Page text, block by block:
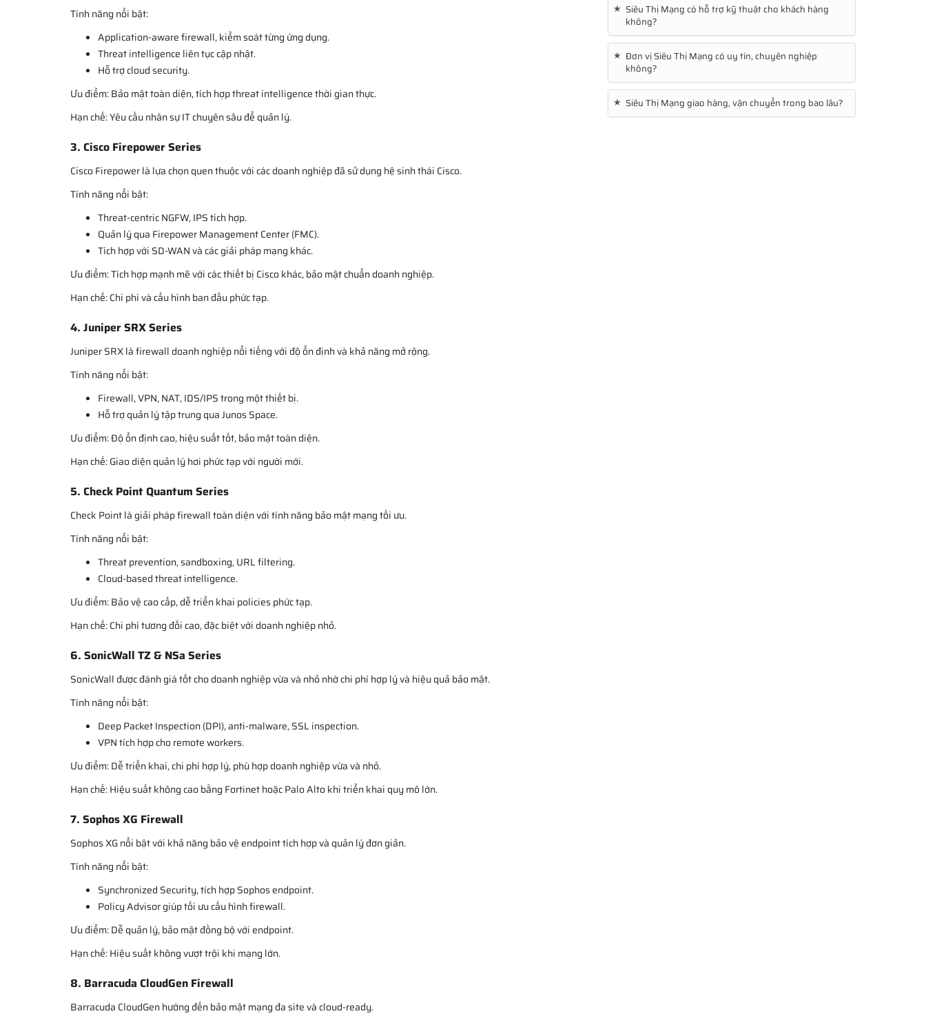
Tính năng nổi bật:
Application-aware firewall, kiểm soát từng ứng dụng.
Threat intelligence liên tục cập nhật.
Hỗ trợ cloud security.
Ưu điểm: Bảo mật toàn diện, tích hợp threat intelligence thời gian thực.
Hạn chế: Yêu cầu nhân sự IT chuyên sâu để quản lý.
3. Cisco Firepower Series
Cisco Firepower là lựa chọn quen thuộc với các doanh nghiệp đã sử dụng hệ sinh thái Cisco.
Tính năng nổi bật:
Threat-centric NGFW, IPS tích hợp.
Quản lý qua Firepower Management Center (FMC).
Tích hợp với SD-WAN và các giải pháp mạng khác.
Ưu điểm: Tích hợp mạnh mẽ với các thiết bị Cisco khác, bảo mật chuẩn doanh nghiệp.
Hạn chế: Chi phí và cấu hình ban đầu phức tạp.
4. Juniper SRX Series
Juniper SRX là firewall doanh nghiệp nổi tiếng với độ ổn định và khả năng mở rộng.
Tính năng nổi bật:
Firewall, VPN, NAT, IDS/IPS trong một thiết bị.
Hỗ trợ quản lý tập trung qua Junos Space.
Ưu điểm: Độ ổn định cao, hiệu suất tốt, bảo mật toàn diện.
Hạn chế: Giao diện quản lý hơi phức tạp với người mới.
5. Check Point Quantum Series
Check Point là giải pháp firewall toàn diện với tính năng bảo mật mạng tối ưu.
Tính năng nổi bật:
Threat prevention, sandboxing, URL filtering.
Cloud-based threat intelligence.
Ưu điểm: Bảo vệ cao cấp, dễ triển khai policies phức tạp.
Hạn chế: Chi phí tương đối cao, đặc biệt với doanh nghiệp nhỏ.
6. SonicWall TZ & NSa Series
SonicWall được đánh giá tốt cho doanh nghiệp vừa và nhỏ nhờ chi phí hợp lý và hiệu quả bảo mật.
Tính năng nổi bật:
Deep Packet Inspection (DPI), anti-malware, SSL inspection.
VPN tích hợp cho remote workers.
Ưu điểm: Dễ triển khai, chi phí hợp lý, phù hợp doanh nghiệp vừa và nhỏ.
Hạn chế: Hiệu suất không cao bằng Fortinet hoặc Palo Alto khi triển khai quy mô lớn.
7. Sophos XG Firewall
Sophos XG nổi bật với khả năng bảo vệ endpoint tích hợp và quản lý đơn giản.
Tính năng nổi bật:
Synchronized Security, tích hợp Sophos endpoint.
Policy Advisor giúp tối ưu cấu hình firewall.
Ưu điểm: Dễ quản lý, bảo mật đồng bộ với endpoint.
Hạn chế: Hiệu suất không vượt trội khi mạng lớn.
8. Barracuda CloudGen Firewall
Barracuda CloudGen hướng đến bảo mật mạng đa site và cloud-ready.
★ Siêu Thị Mạng có hỗ trợ kỹ thuật cho khách hàng
không?
★ Đơn vị Siêu Thị Mạng có uy tín, chuyên nghiệp
không?
★ Siêu Thị Mạng giao hàng, vận chuyển trong bao lâu?